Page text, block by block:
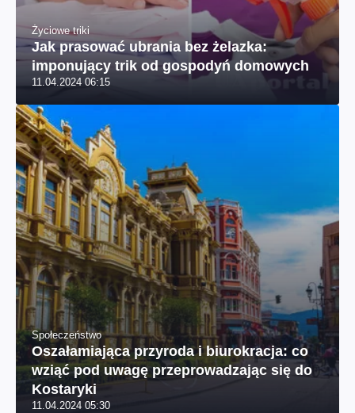
Życiowe triki
Jak prasować ubrania bez żelazka:
imponujący trik od gospodyń domowych
11.04.2024 06:15
Społeczeństwo
Oszałamiająca przyroda i biurokracja: co
wziąć pod uwagę przeprowadzając się do
Kostaryki
11.04.2024 05:30